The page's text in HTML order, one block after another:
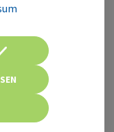
und mehr